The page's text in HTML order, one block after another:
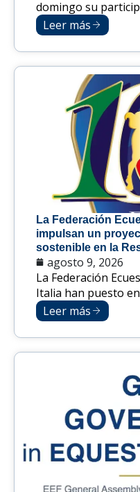
domingo su
Leer más
La Federación
impulsan un
sostenible en la
agosto 9, 2026
La Federación
Italia han puesto
Leer más